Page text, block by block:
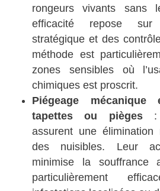
rongeurs vivants sans
efficacité repose
stratégique et des
méthode est
zones sensibles où
chimiques est proscrit.
Piégeage
tapettes ou pièges:
assurent une
des nuisibles. Leur
minimise la souffrance
particulièrement